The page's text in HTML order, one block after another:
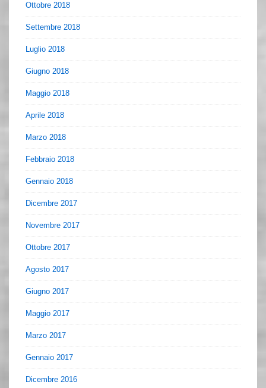
Ottobre 2018
Settembre 2018
Luglio 2018
Giugno 2018
Maggio 2018
Aprile 2018
Marzo 2018
Febbraio 2018
Gennaio 2018
Dicembre 2017
Novembre 2017
Ottobre 2017
Agosto 2017
Giugno 2017
Maggio 2017
Marzo 2017
Gennaio 2017
Dicembre 2016